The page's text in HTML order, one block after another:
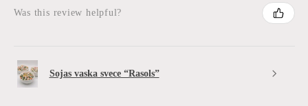
Was this review helpful?
Sojas vaska svece “Rasols”